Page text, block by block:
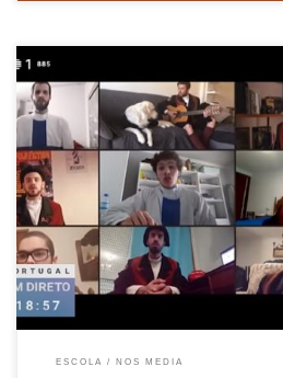
No dia de Portugal, de Camões e das Comunidades
mais recente vídeo feito em casa com o tema
língua de Camões, “a que melhor nos permite exprimir
Afonsina nas suas […]
ESCOLA NOS MEDIA